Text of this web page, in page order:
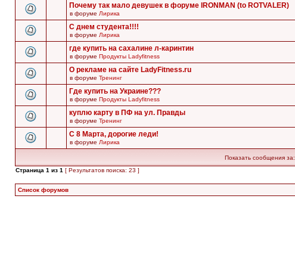
Почему так мало девушек в форуме IRONMAN (to ROTVALER)
в форуме Лирика
С днем студента!!!!
в форуме Лирика
где купить на сахалине л-каринтин
в форуме Продукты Ladyfitness
О рекламе на сайте LadyFitness.ru
в форуме Тренинг
Где купить на Украине???
в форуме Продукты Ladyfitness
куплю карту в ПФ на ул. Правды
в форуме Тренинг
С 8 Марта, дорогие леди!
в форуме Лирика
Показать сообщения за:
Страница 1 из 1 [ Результатов поиска: 23 ]
Список форумов